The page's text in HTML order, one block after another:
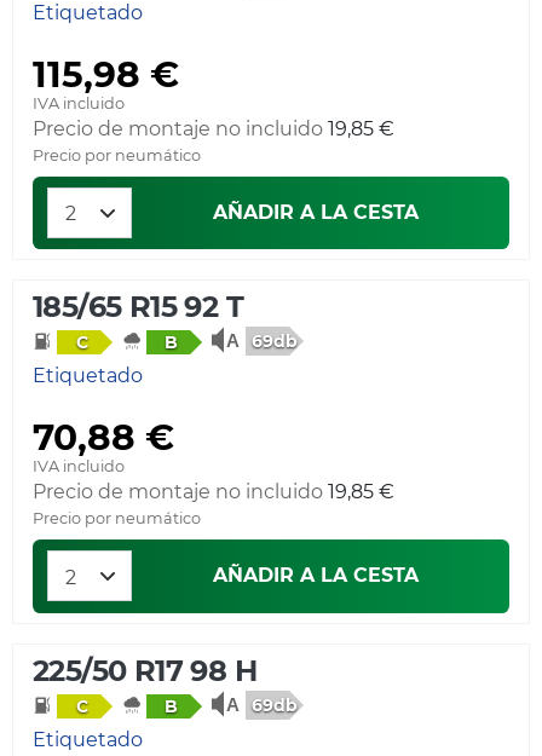
Etiquetado
115,98 €
IVA incluido
Precio de montaje no incluido 19,85 €
Precio por neumático
AÑADIR A LA CESTA
185/65 R15 92 T
C B 69db
Etiquetado
70,88 €
IVA incluido
Precio de montaje no incluido 19,85 €
Precio por neumático
AÑADIR A LA CESTA
225/50 R17 98 H
C B 69db
Etiquetado